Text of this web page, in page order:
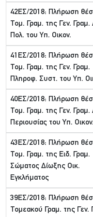
42ΕΣ/2018: Πλήρωση
Τομ. Γραμ. της Γεν.
Πολ. του Υπ. Οικον.
41ΕΣ/2018: Πλήρωση
Τομ. Γραμ. της Γεν. Γραμ.
Πληροφ. Συστ. του Υπ.
40ΕΣ/2018: Πλήρωση
Τομ. Γραμ. της Γεν.
Περιουσίας του Υπ. Οικον.
43ΕΣ/2018: Πλήρωση
Τομ. Γραμ. της Ειδ. Γραμ.
Σώματος Δίωξης Οικ.
Εγκλήματος
39ΕΣ/2018: Πλήρωση
Τομεακού Γραμ. της Γεν.